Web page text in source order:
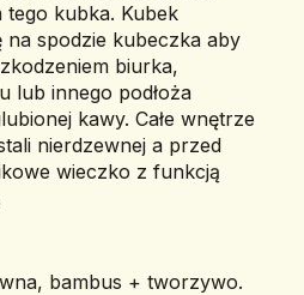
tego kubka. Kubek
spodzie kubeczka aby
biurka,
lub innego podłoża
kawy. Całe wnętrze
nierdzewnej a przed
wieczko z funkcją
bambus + tworzywo.